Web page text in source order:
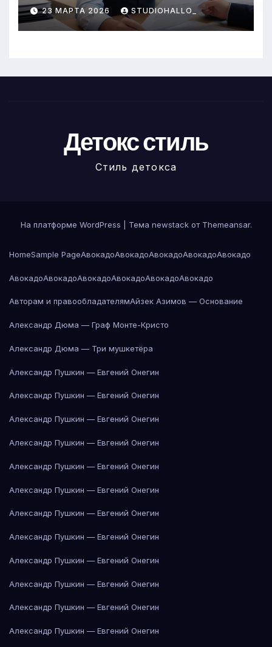
23 МАРТА 2026 STUDIOHALLO_
Детокс стиль
Стиль детокса
На платформе WordPress Тема newstack от Themeansar.
HomeSample PageАвокадоАвокадоАвокадоАвокадоАвокадо
АвокадоАвокадоАвокадоАвокадоАвокадоАвокадо
Авторам и правообладателямАйзек Азимов — Основание
Александр Дюма — Граф Монте-Кристо
Александр Дюма — Три мушкетёра
Александр Пушкин — Евгений Онегин
Александр Пушкин — Евгений Онегин
Александр Пушкин — Евгений Онегин
Александр Пушкин — Евгений Онегин
Александр Пушкин — Евгений Онегин
Александр Пушкин — Евгений Онегин
Александр Пушкин — Евгений Онегин
Александр Пушкин — Евгений Онегин
Александр Пушкин — Евгений Онегин
Александр Пушкин — Евгений Онегин
Александр Пушкин — Евгений Онегин
Александр Пушкин — Евгений Онегин